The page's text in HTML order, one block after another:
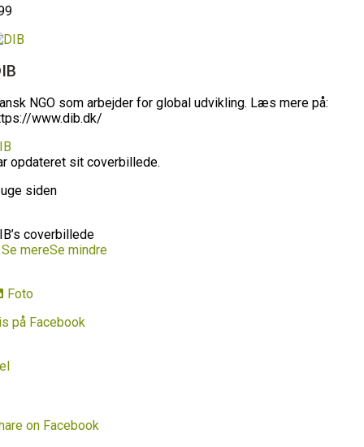
NGO som arbejder for global udvikling. Læs mere på:
www.dib.dk/
opdateret sit coverbillede.
siden
coverbillede
Se mereSe mindre
Foto
på Facebook
on Facebook